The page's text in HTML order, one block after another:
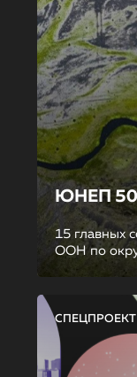
ЮНЕП 50
15 главных
ООН по
СПЕЦПРОЕКТ